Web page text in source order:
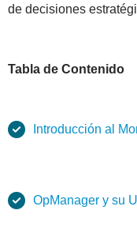
de decisiones
Tabla de Contenido
Introducción al
OpManager y su